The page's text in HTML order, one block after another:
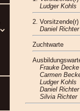
Ludger Kohls
2. Vorsitzende(r)
Daniel Richter
Zuchtwarte
Frauke Decke
Carmen
Ludger Kohls
Daniel Richter
Silvia Richter